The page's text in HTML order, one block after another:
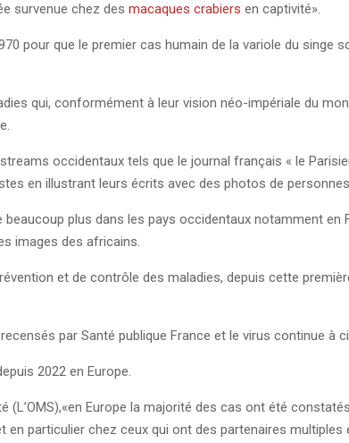
survenue chez des macaques crabiers en captivité».
pour que le premier cas humain de la variole du singe
qui, conformément à leur vision néo-impériale du
occidentaux tels que le journal français « le
en illustrant leurs écrits avec des photos de
beaucoup plus dans les pays occidentaux notamment en
images des africains.
et de contrôle des maladies, depuis cette
par Santé publique France et le virus continue à
2022 en Europe.
(L’OMS),«en Europe la majorité des cas ont été
en particulier chez ceux qui ont des partenaires multiples